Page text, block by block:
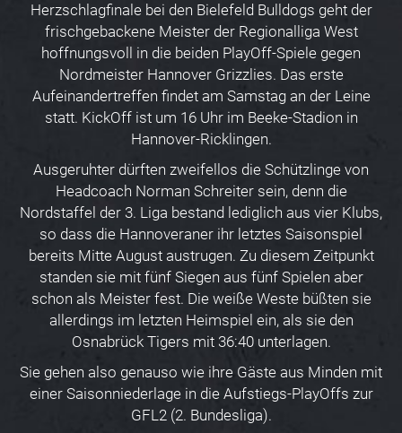
Herzschlagfinale bei den Bielefeld Bulldogs geht der
frischgebackene Meister der Regionalliga West
hoffnungsvoll in die beiden PlayOff-Spiele gegen
Nordmeister Hannover Grizzlies. Das erste
Aufeinandertreffen findet am Samstag an der Leine
statt. KickOff ist um 16 Uhr im Beeke-Stadion in
Hannover-Ricklingen.
Ausgeruhter dürften zweifellos die Schützlinge von
Headcoach Norman Schreiter sein, denn die
Nordstaffel der 3. Liga bestand lediglich aus vier Klubs,
so dass die Hannoveraner ihr letztes Saisonspiel
bereits Mitte August austrugen. Zu diesem Zeitpunkt
standen sie mit fünf Siegen aus fünf Spielen aber
schon als Meister fest. Die weiße Weste büßten sie
allerdings im letzten Heimspiel ein, als sie den
Osnabrück Tigers mit 36:40 unterlagen.
Sie gehen also genauso wie ihre Gäste aus Minden mit
einer Saisonniederlage in die Aufstiegs-PlayOffs zur
GFL2 (2. Bundesliga).